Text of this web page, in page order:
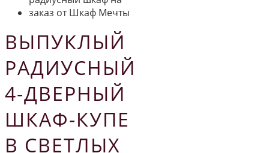
ВЫПУКЛЫЙ
РАДИУСНЫЙ
4-ДВЕРНЫЙ
ШКАФ-КУПЕ
В СВЕТЛЫХ